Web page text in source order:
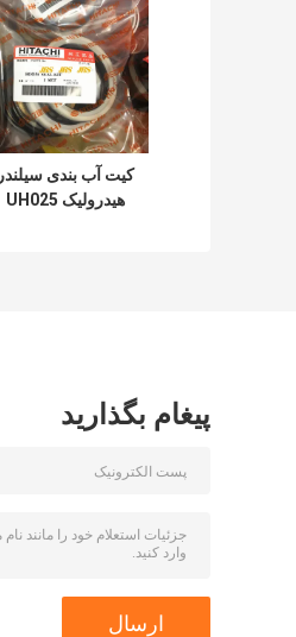
کیت آب بندی سیلندر
هیدرولیک UH025
پیغام بگذارید